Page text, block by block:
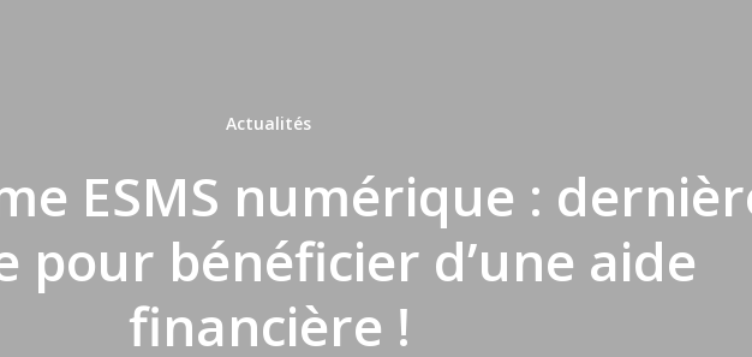
Actualités
ESMS numérique :
pour bénéficier d’une aide
financière !